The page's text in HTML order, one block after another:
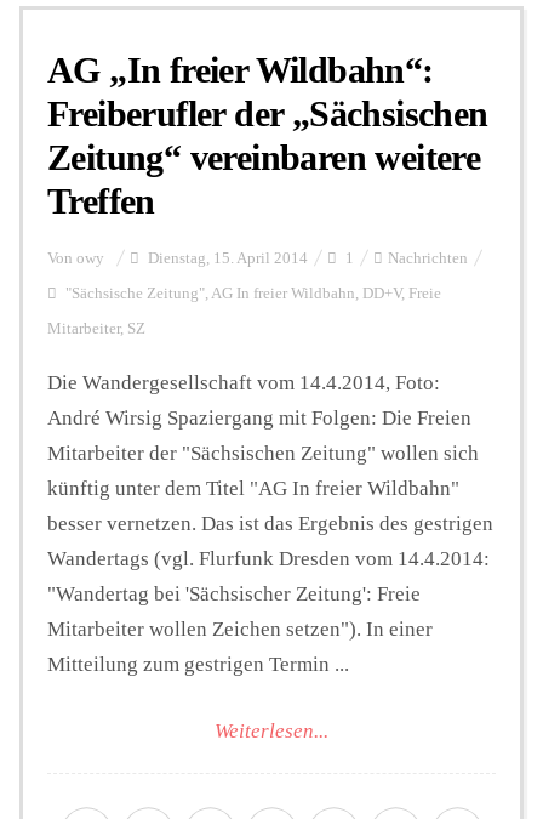
Personalien
Hintergrund
FUNKTURM-Beiträge
Seminare
Unterstützen
AG „In freier Wildbahn“:
Freiberufler der „Sächsischen
Zeitung“ vereinbaren weitere
Treffen
Von owy Dienstag, 15. April 2014 1 Nachrichten
"Sächsische Zeitung", AG In freier Wildbahn, DD+V, Freie
Mitarbeiter, SZ
Die Wandergesellschaft vom 14.4.2014, Foto:
André Wirsig Spaziergang mit Folgen: Die Freien
Mitarbeiter der "Sächsischen Zeitung" wollen sich
künftig unter dem Titel "AG In freier Wildbahn"
besser vernetzen. Das ist das Ergebnis des gestrigen
Wandertags (vgl. Flurfunk Dresden vom 14.4.2014:
"Wandertag bei 'Sächsischer Zeitung': Freie
Mitarbeiter wollen Zeichen setzen"). In einer
Mitteilung zum gestrigen Termin ...
Weiterlesen...